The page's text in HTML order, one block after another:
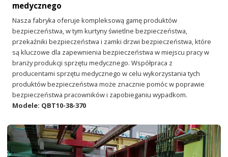
medycznego
Nasza fabryka oferuje kompleksową gamę produktów
bezpieczeństwa, w tym kurtyny świetlne bezpieczeństwa,
przekaźniki bezpieczeństwa i zamki drzwi bezpieczeństwa, które
są kluczowe dla zapewnienia bezpieczeństwa w miejscu pracy w
branży produkcji sprzętu medycznego. Współpraca z
producentami sprzętu medycznego w celu wykorzystania tych
produktów bezpieczeństwa może znacznie pomóc w poprawie
bezpieczeństwa pracowników i zapobieganiu wypadkom.
Modele: QBT10-38-370